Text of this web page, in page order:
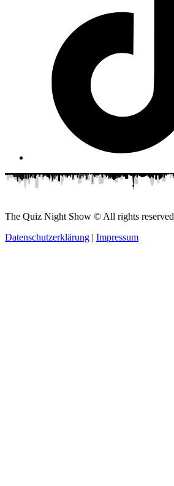
The Quiz Night Show © All rights reserved
Datenschutzerklärung | Impressum